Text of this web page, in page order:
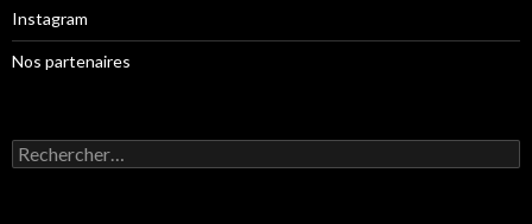
Instagram
Nos partenaires
Rechercher :